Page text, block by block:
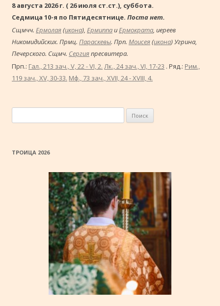
8 августа 2026 г. ( 26 июля ст.ст.), суббота.
Седмица 10-я по Пятидесятнице. Поста нет.
Сщмчч. Ермолая(икона), Ермиппаи Ермократа , иереев
Никомидийских. Прмц. Параскевы. Прп. Моисея(икона) Угрина,
Печерского. Сщмч. Сергияпресвитера.
Прп.: Гал., 213 зач., V, 22 - VI, 2. Лк., 24 зач., VI, 17-23 . Ряд.: Рим.,
119 зач., XV, 30-33. Мф., 73 зач., XVII, 24 - XVIII, 4.
ТРОИЦА 2026